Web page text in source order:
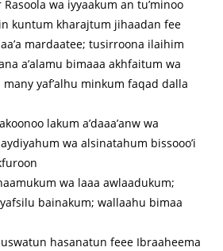
wa iyyaakum an tu’minoo
kuntum kharajtum jihaadan fee
mardaatee; tusirroona ilaihim
a’alamu bimaaa akhfaitum wa
many yaf’alhu minkum faqad dalla
lakum a’daaa’anw wa
wa alsinatahum bissooo’i
wa laaa awlaadukum;
bainakum; wallaahu bimaa
hasanatun feee Ibraaheema